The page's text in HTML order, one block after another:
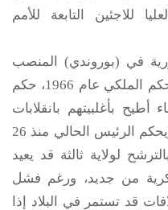
للاجئين التابعة للأمم
في (بوروندي) المنصب
الأعلى في بلاده منذ الإطاحة بالحكم الملكي عام 1966، حكم
حوالي 8 رؤساء أطيح بأغلبيتهم بانقلابات
عسكرية كما تم اغتيال بعضهم، ويحكم الرئيس الحالي منذ 26
بالترشح لولاية ثالثة قد يعيد
من جديد، ورغم فشل
قد تستمر في البلاد إذا